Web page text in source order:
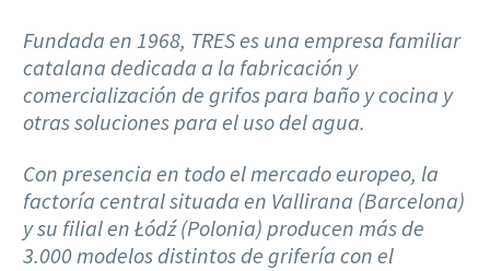
Fundada en 1968, TRES es una empresa familiar
catalana dedicada a la fabricación y
comercialización de grifos para baño y cocina y
otras soluciones para el uso del agua.
Con presencia en todo el mercado europeo, la
factoría central situada en Vallirana (Barcelona)
y su filial en Łódź (Polonia) producen más de
3.000 modelos distintos de grifería con el